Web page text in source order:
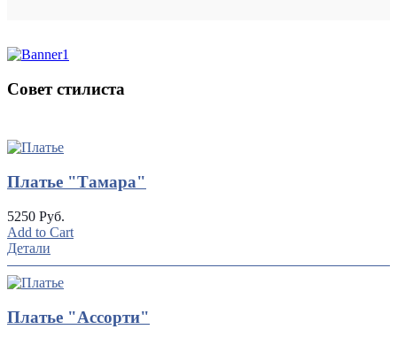
Совет стилиста
Платье "Тамара"
5250 Руб.
Add to Cart
Детали
Платье "Ассорти"